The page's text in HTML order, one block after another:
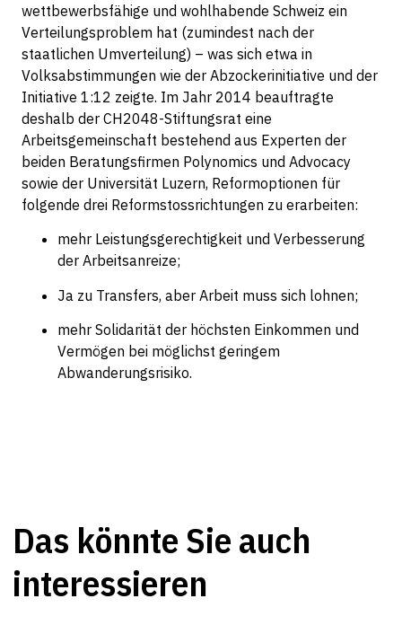
wettbewerbsfähige und wohlhabende Schweiz ein
Verteilungsproblem hat (zumindest nach der
staatlichen Umverteilung) – was sich etwa in
Volksabstimmungen wie der Abzockerinitiative und der
Initiative 1:12 zeigte. Im Jahr 2014 beauftragte
deshalb der CH2048-Stiftungsrat eine
Arbeitsgemeinschaft bestehend aus Experten der
beiden Beratungsfirmen Polynomics und Advocacy
sowie der Universität Luzern, Reformoptionen für
folgende drei Reformstossrichtungen zu erarbeiten:
mehr Leistungsgerechtigkeit und Verbesserung
der Arbeitsanreize;
Ja zu Transfers, aber Arbeit muss sich lohnen;
mehr Solidarität der höchsten Einkommen und
Vermögen bei möglichst geringem
Abwanderungsrisiko.
Das könnte Sie auch
interessieren